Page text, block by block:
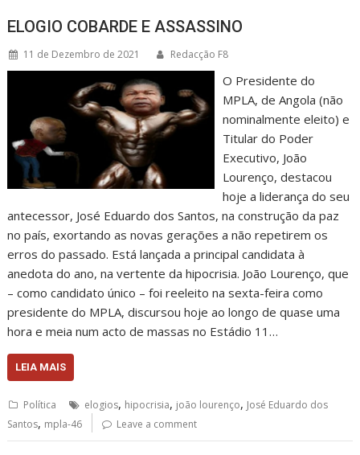
ELOGIO COBARDE E ASSASSINO
11 de Dezembro de 2021 Redacção F8
O Presidente do
MPLA, de Angola (não
nominalmente eleito) e
Titular do Poder
Executivo, João
Lourenço, destacou
hoje a liderança do seu
antecessor, José Eduardo dos Santos, na construção da paz
no país, exortando as novas gerações a não repetirem os
erros do passado. Está lançada a principal candidata à
anedota do ano, na vertente da hipocrisia. João Lourenço, que
– como candidato único – foi reeleito na sexta-feira como
presidente do MPLA, discursou hoje ao longo de quase uma
hora e meia num acto de massas no Estádio 11…
LEIA MAIS
Política elogios, hipocrisia, joão lourenço, José Eduardo dos
Santos, mpla-46 Leave a comment